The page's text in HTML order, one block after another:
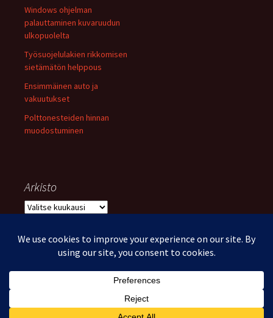
Windows ohjelman
palauttaminen kuvaruudun
ulkopuolelta
Työsuojelulakien rikkomisen
sietämätön helppous
Ensimmäinen auto ja
vakuutukset
Polttonesteiden hinnan
muodostuminen
Arkisto
Arkisto